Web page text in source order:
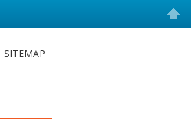
SITEMAP